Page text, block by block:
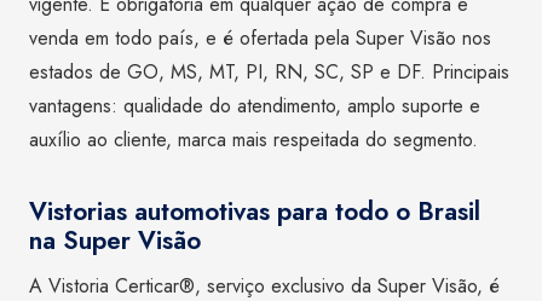
venda em todo país, e é ofertada pela Super Visão nos
estados de GO, MS, MT, PI, RN, SC, SP e DF. Principais
vantagens: qualidade do atendimento, amplo suporte e
auxílio ao cliente, marca mais respeitada do segmento.
Vistorias automotivas para todo o Brasil
na Super Visão
A Vistoria Certicar®, serviço exclusivo da Super Visão, é